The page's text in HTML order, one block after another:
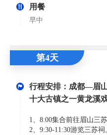
用餐
早中
第4天
行程安排：成都—眉
十大古镇之一黄龙溪
1、8:00集合前往眉山三苏
2、9:30-11:30游览三苏